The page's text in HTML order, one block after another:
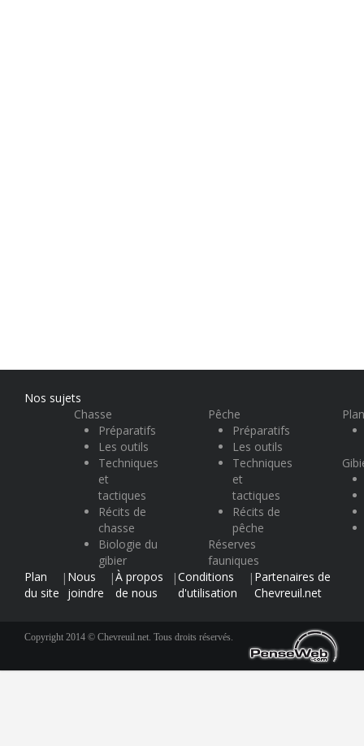
Nos sujets
Chasse
Préparatifs
Les outils
Techniques
et
tactiques
Récits de
chasse
Biologie du
gibier
Pêche
Préparatifs
Les outils
Techniques
et
tactiques
Récits de
pêche
Réserves
fauniques
Plan
du site
| Nous
joindre
|À propos
de nous
|Conditions
d'utilisation
| Partenaires de
Chevreuil.net
Copyright 2014 © Chevreuil.net. Tous droits réservés.